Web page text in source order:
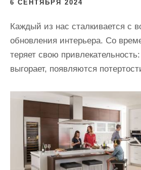
6 СЕНТЯБРЯ 2024
Каждый из нас сталкивается с
обновления интерьера. Со
теряет свою
выгорает, появляются